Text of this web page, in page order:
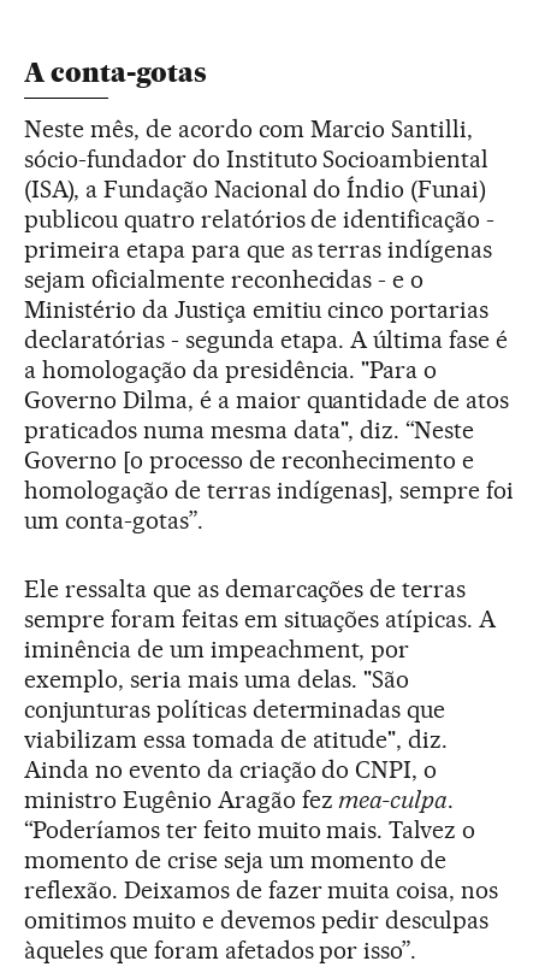
A conta-gotas
Neste mês, de acordo com Marcio Santilli,
sócio-fundador do Instituto Socioambiental
(ISA), a Fundação Nacional do Índio (Funai)
publicou quatro relatórios de identificação -
primeira etapa para que as terras indígenas
sejam oficialmente reconhecidas - e o
Ministério da Justiça emitiu cinco portarias
declaratórias - segunda etapa. A última fase é
a homologação da presidência. "Para o
Governo Dilma, é a maior quantidade de atos
praticados numa mesma data", diz. “Neste
Governo [o processo de reconhecimento e
homologação de terras indígenas], sempre foi
um conta-gotas”.
Ele ressalta que as demarcações de terras
sempre foram feitas em situações atípicas. A
iminência de um impeachment, por
exemplo, seria mais uma delas. "São
conjunturas políticas determinadas que
viabilizam essa tomada de atitude", diz.
Ainda no evento da criação do CNPI, o
ministro Eugênio Aragão fezmea-culpa.
“Poderíamos ter feito muito mais. Talvez o
momento de crise seja um momento de
reflexão. Deixamos de fazer muita coisa, nos
omitimos muito e devemos pedir desculpas
àqueles que foram afetados por isso”.